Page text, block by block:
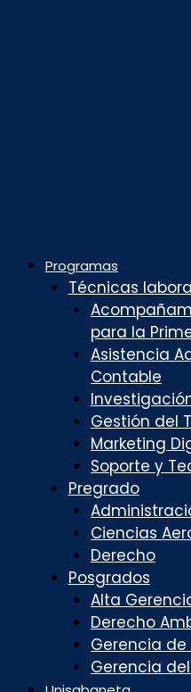
Programas
Técnicas
para la
Asistencia
Contable
Gestión del
Marketing
Soporte y
Pregrado
Ciencias
Derecho
Posgrados
Alta
Derecho
Gerencia de
Gerencia